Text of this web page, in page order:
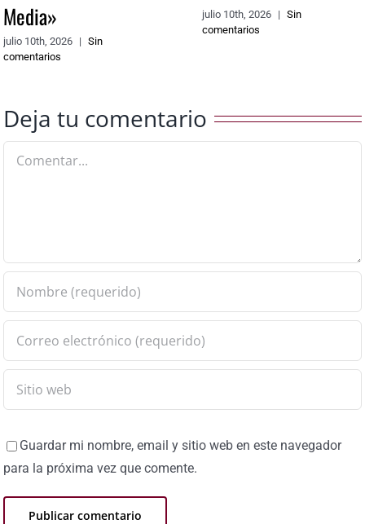
Media»
julio 10th, 2026 |
Sin
comentarios
julio 10th, 2026 | Sin
comentarios
Deja tu comentario
Guardar mi nombre, email y sitio web en este navegador
para la próxima vez que comente.